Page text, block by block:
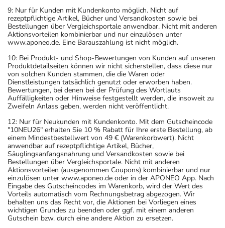
9: Nur für Kunden mit Kundenkonto möglich. Nicht auf
rezeptpflichtige Artikel, Bücher und Versandkosten sowie bei
Bestellungen über Vergleichsportale anwendbar. Nicht mit anderen
Aktionsvorteilen kombinierbar und nur einzulösen unter
www.aponeo.de. Eine Barauszahlung ist nicht möglich.
10: Bei Produkt- und Shop-Bewertungen von Kunden auf unseren
Produktdetailseiten können wir nicht sicherstellen, dass diese nur
von solchen Kunden stammen, die die Waren oder
Dienstleistungen tatsächlich genutzt oder erworben haben.
Bewertungen, bei denen bei der Prüfung des Wortlauts
Auffälligkeiten oder Hinweise festgestellt werden, die insoweit zu
Zweifeln Anlass geben, werden nicht veröffentlicht.
12: Nur für Neukunden mit Kundenkonto. Mit dem Gutscheincode
"10NEU26" erhalten Sie 10 % Rabatt für Ihre erste Bestellung, ab
einem Mindestbestellwert von 49 € (Warenkorbwert). Nicht
anwendbar auf rezeptpflichtige Artikel, Bücher,
Säuglingsanfangsnahrung und Versandkosten sowie bei
Bestellungen über Vergleichsportale. Nicht mit anderen
Aktionsvorteilen (ausgenommen Coupons) kombinierbar und nur
einzulösen unter www.aponeo.de oder in der APONEO App. Nach
Eingabe des Gutscheincodes im Warenkorb, wird der Wert des
Vorteils automatisch vom Rechnungsbetrag abgezogen. Wir
behalten uns das Recht vor, die Aktionen bei Vorliegen eines
wichtigen Grundes zu beenden oder ggf. mit einem anderen
Gutschein bzw. durch eine andere Aktion zu ersetzen.